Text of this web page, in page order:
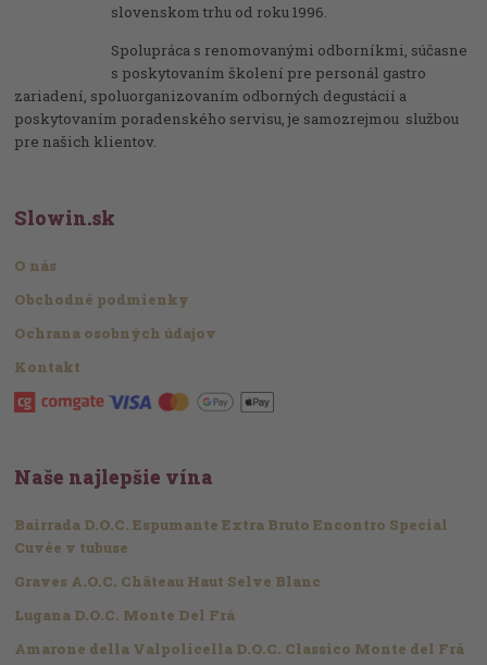
slovenskom trhu od roku 1996.
Spolupráca s renomovanými odborníkmi, súčasne
s poskytovaním školení pre personál gastro
zariadení, spoluorganizovaním odborných degustácií a
poskytovaním poradenského servisu, je samozrejmou službou
pre našich klientov.
Slowin.sk
O nás
Obchodné podmienky
Ochrana osobných údajov
Kontakt
Naše najlepšie vína
Bairrada D.O.C. Espumante Extra Bruto Encontro Special
Cuvée v tubuse
Graves A.O.C. Château Haut Selve Blanc
Lugana D.O.C. Monte Del Frá
Amarone della Valpolicella D.O.C. Classico Monte del Frá